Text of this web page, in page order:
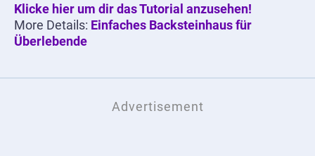
Klicke hier um dir das Tutorial anzusehen!
More Details: Einfaches Backsteinhaus für
Überlebende